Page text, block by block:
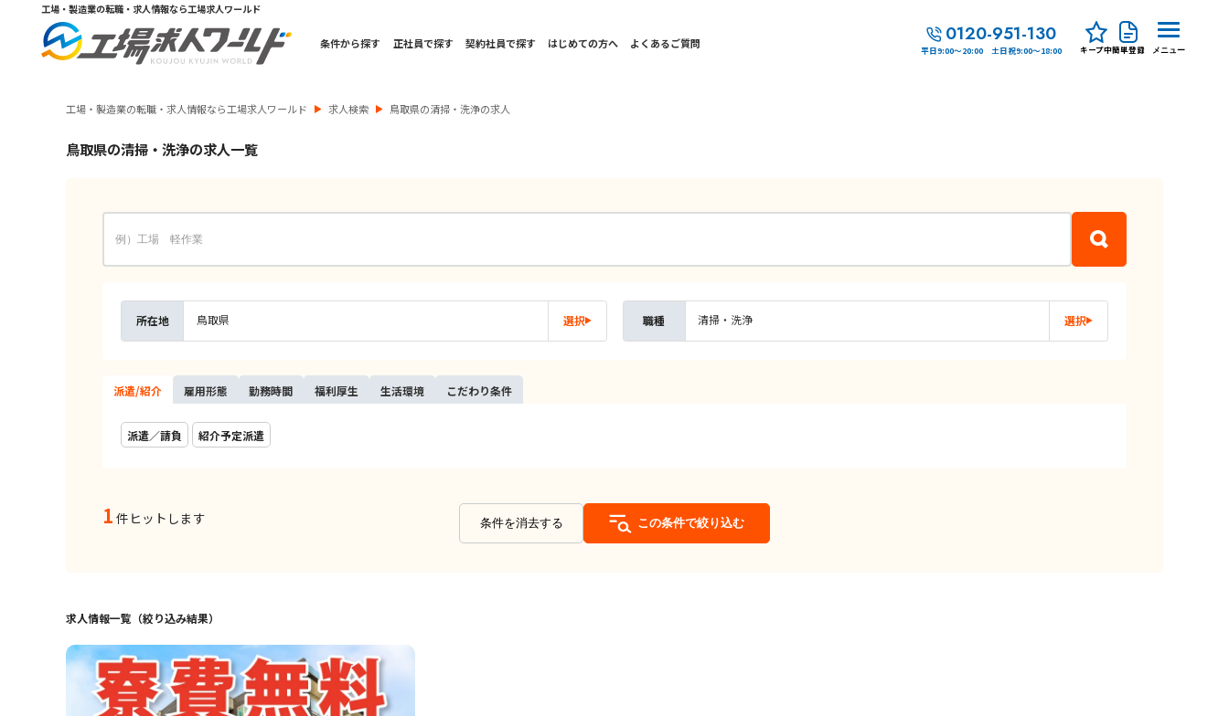
工場・製造業の転職・求人情報なら工場求人ワールド
条件から探す 正社員で探す 契約社員で探す はじめての方へ よくあるご質問 0120-951-130
平日9:00～20:00 土日祝9:00～18:00 キープ中簡単登録 メニュー
工場・製造業の転職・求人情報なら工場求人ワールド 求人検索 鳥取県の清掃・洗浄の求人
鳥取県の清掃・洗浄の求人一覧
所在地 鳥取県 選択 職種 清掃・洗浄 選択
派遣/紹介 雇用形態 勤務時間 福利厚生 生活環境 こだわり条件
派遣／請負 紹介予定派遣
1 件ヒットします 条件を消去する この条件で絞り込む
求人情報一覧（絞り込み結果）